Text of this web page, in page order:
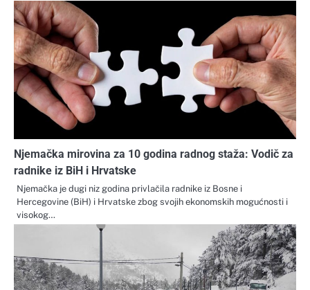
Njemačka mirovina za 10 godina radnog staža: Vodič za
radnike iz BiH i Hrvatske
Njemačka je dugi niz godina privlačila radnike iz Bosne i
Hercegovine (BiH) i Hrvatske zbog svojih ekonomskih mogućnosti i
visokog…